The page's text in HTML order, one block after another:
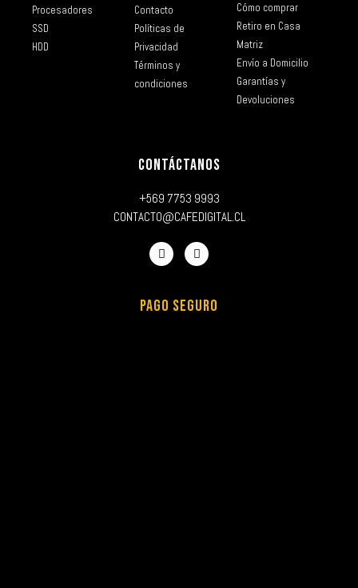
Procesadores
SSD
HDD
Contacto
Políticas de
Privacidad
Términos y
condiciones
Cómo comprar
Retiro en Casa
Matriz
Envío a Domicilio
Garantías y
Devoluciones
CONTÁCTANOS
+569 7753 9993
CONTACTO@CAFEDIGITAL.CL
PAGO SEGURO